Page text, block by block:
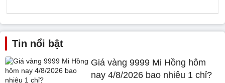
Tin nổi bật
Giá vàng 9999 Mi Hồng hôm
nay 4/8/2026 bao nhiêu 1 chỉ?